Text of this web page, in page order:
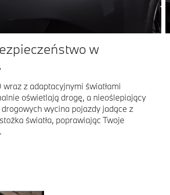
w
wraz z adaptacyjnymi światłami
oświetlają drogę, a nieoślepiający
drogowych wycina pojazdy jadące z
światła, poprawiając Twoje